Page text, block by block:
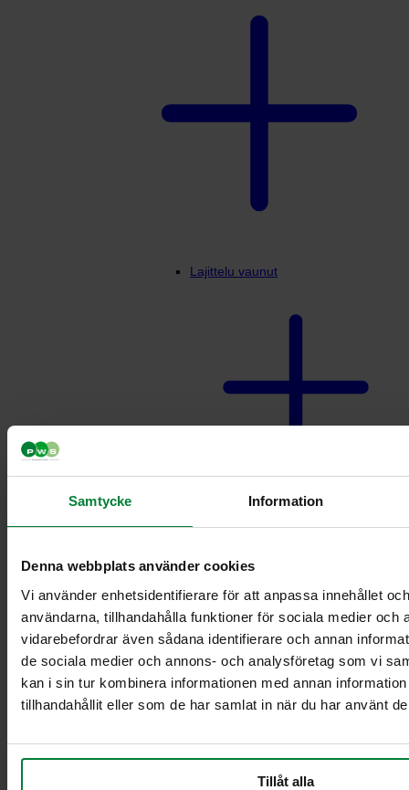
Samtycke Information
Denna webbplats använder cookies
Vi använder enhetsidentifierare för att anpassa innehållet
användarna, tillhandahålla funktioner för sociala medier och
vidarebefordrar även sådana identifierare och annan
de sociala medier och annons- och analysföretag som vi
kan i sin tur kombinera informationen med annan
tillhandahållit eller som de har samlat in när du har använt
Tillåt alla
Lajittelu vaunut
Vaunuteline 3-4 jakeelle
10L/21L säiliöille
Kuutonen plus
Nelikko
Seitsikko plus
Viitonen
Viitonen plus